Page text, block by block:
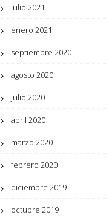
julio 2021
enero 2021
septiembre 2020
agosto 2020
julio 2020
abril 2020
marzo 2020
febrero 2020
diciembre 2019
octubre 2019